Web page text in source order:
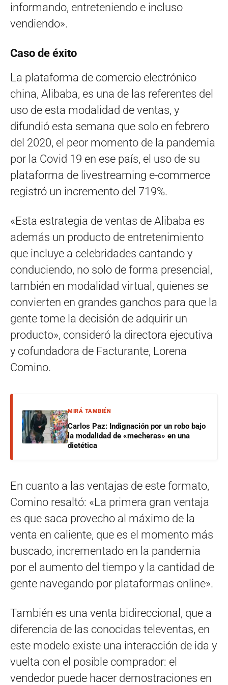
informando, entreteniendo e incluso
vendiendo».
Caso de éxito
La plataforma de comercio electrónico
china, Alibaba, es una de las referentes del
uso de esta modalidad de ventas, y
difundió esta semana que solo en febrero
del 2020, el peor momento de la pandemia
por la Covid 19 en ese país, el uso de su
plataforma de livestreaming e-commerce
registró un incremento del 719%.
«Esta estrategia de ventas de Alibaba es
además un producto de entretenimiento
que incluye a celebridades cantando y
conduciendo, no solo de forma presencial,
también en modalidad virtual, quienes se
convierten en grandes ganchos para que la
gente tome la decisión de adquirir un
producto», consideró la directora ejecutiva
y cofundadora de Facturante, Lorena
Comino.
MIRÁ TAMBIÉN
Carlos Paz: Indignación por un robo bajo
la modalidad de «mecheras» en una
dietética
En cuanto a las ventajas de este formato,
Comino resaltó: «La primera gran ventaja
es que saca provecho al máximo de la
venta en caliente, que es el momento más
buscado, incrementado en la pandemia
por el aumento del tiempo y la cantidad de
gente navegando por plataformas online».
También es una venta bidireccional, que a
diferencia de las conocidas televentas, en
este modelo existe una interacción de ida y
vuelta con el posible comprador: el
vendedor puede hacer demostraciones en